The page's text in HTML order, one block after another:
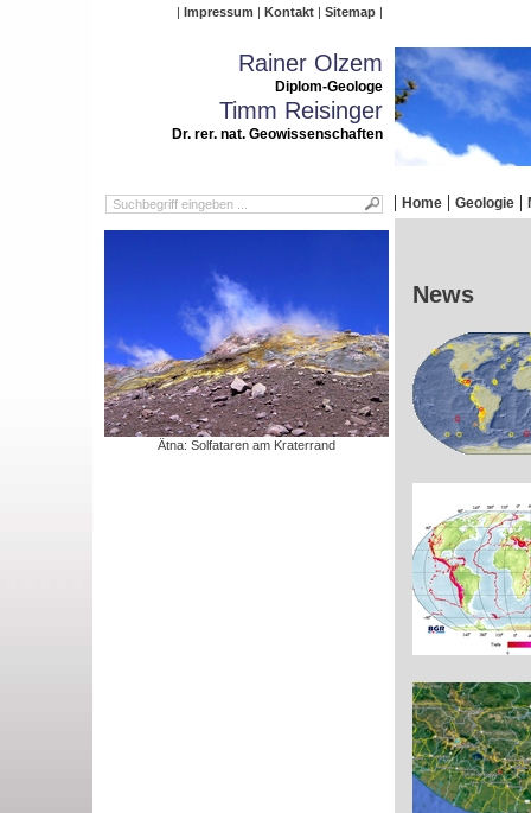
Impressum Kontakt Sitemap
Rainer Olzem
Diplom-Geologe
Timm Reisinger
Dr. rer. nat. Geowissenschaften
Home Geologie
Ätna: Solfataren am Kraterrand
News